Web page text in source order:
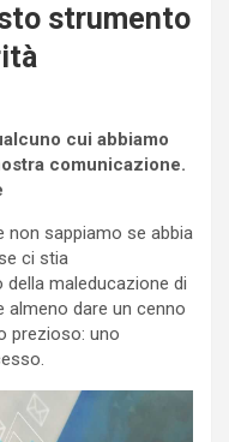
strumento
cui abbiamo
comunicazione.
non sappiamo se abbia
ci stia
maleducazione di
dare un cenno
prezioso: uno